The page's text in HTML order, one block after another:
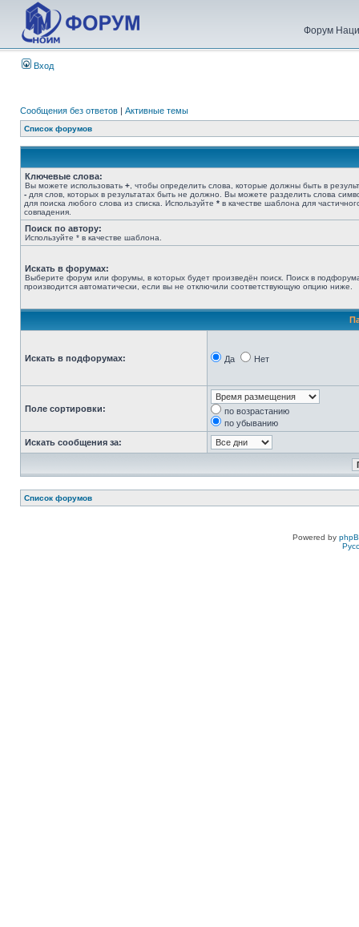
Форум
Вход
Сообщения без ответов | Активные темы
Список форумов
Ключевые слова:
Вы можете использовать + , чтобы определить слова, которые должны быть в
- для слов, которых в результатах быть не должно. Вы можете разделить слова
для поиска любого слова из списка. Используйте * в качестве шаблона для
совпадения.
Поиск по автору:
Используйте * в качестве шаблона.
Искать в форумах:
Выберите форум или форумы, в которых будет произведён поиск. Поиск в
производится автоматически, если вы не отключили соответствующую опцию ниже.
Искать в подфорумах: Да Нет
Поле сортировки:
по возрастанию
по убыванию
Искать сообщения за:
Список форумов
Powered by